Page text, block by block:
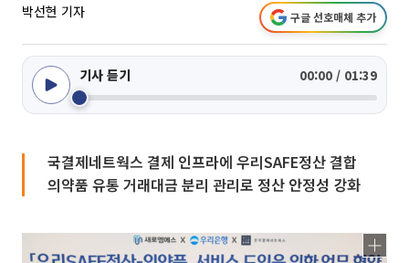
박선현 기자 구글 선호매체 추가
기사 듣기 00:00 / 01:39
국결제네트웍스 결제 인프라에 우리SAFE정산 결합
의약품 유통 거래대금 분리 관리로 정산 안정성 강화